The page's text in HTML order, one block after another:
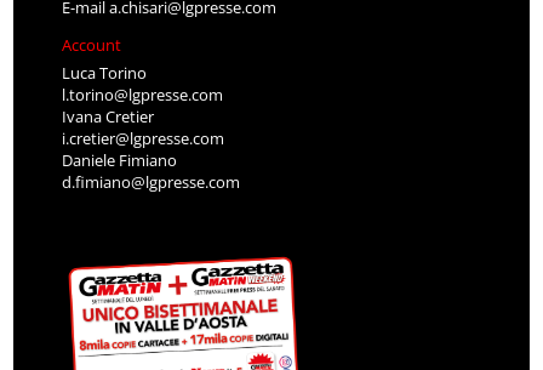
E-maila.chisari@lgpresse.com
Account
Luca Torino
l.torino@lgpresse.com
Ivana Cretier
i.cretier@lgpresse.com
Daniele Fimiano
d.fimiano@lgpresse.com